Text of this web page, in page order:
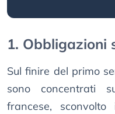
1. Obbligazioni
Sul finire del primo
sono concentrati
francese,